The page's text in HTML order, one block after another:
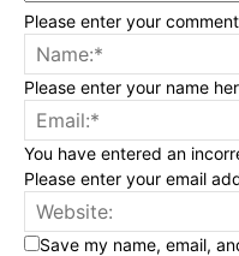
Please enter your
Please enter your name
You have entered an
Please enter your email
Save my name, email,